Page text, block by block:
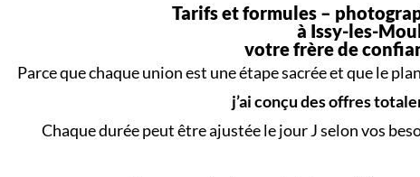
Tarifs et formules –
à Issy-les-
votre frère de
Parce quechaque unionest uneétape sacréeet que le
j’ai conçu des offres
Chaque durée peut être ajustée le jour J selon vos